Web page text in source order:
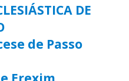
DE
de Passo